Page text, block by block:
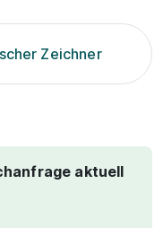
Zeichner
aktuell